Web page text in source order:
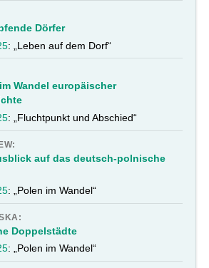
Dörfer
: „Leben auf dem Dorf“
Wandel europäischer
: „Fluchtpunkt und Abschied“
auf das deutsch-polnische
: „Polen im Wandel“
Doppelstädte
: „Polen im Wandel“